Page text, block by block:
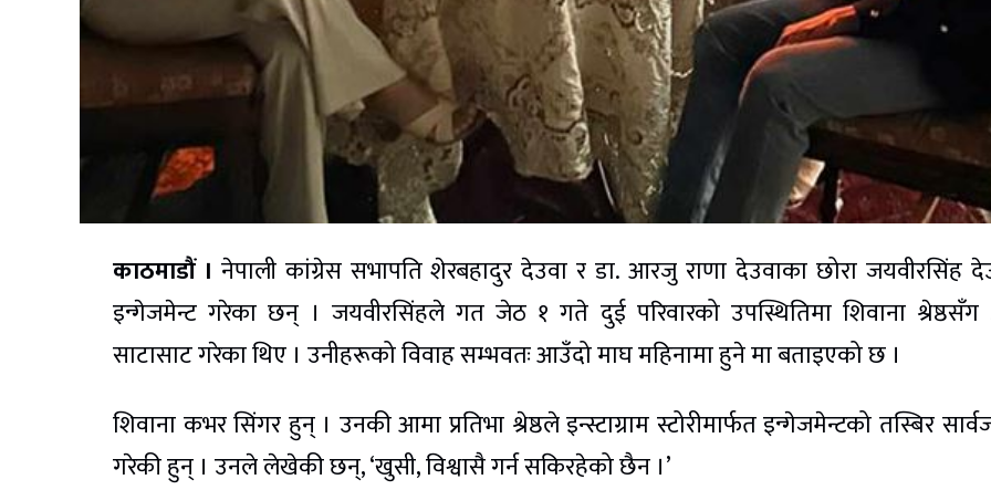
काठमाडौं । नेपाली कांग्रेस सभापति शेरबहादुर देउवा र डा. आरजु राणा देउवाका छोरा जयवीरसिंह
इन्गेजमेन्ट गरेका छन् । जयवीरसिंहले गत जेठ १ गते दुई परिवारको उपस्थितिमा शिवाना
साटासाट गरेका थिए । उनीहरूको विवाह सम्भवतः आउँदो माघ महिनामा हुने मा बताइएको छ ।
शिवाना कभर सिंगर हुन् । उनकी आमा प्रतिभा श्रेष्ठले इन्स्टाग्राम स्टोरीमार्फत इन्गेजमेन्टको तस्बिर
गरेकी हुन् । उनले लेखेकी छन्, ‘खुसी, विश्वासै गर्न सकिरहेको छैन ।’